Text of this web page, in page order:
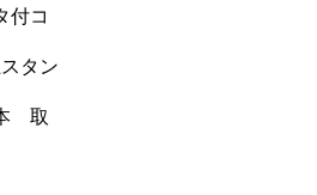
付コ
タン
取